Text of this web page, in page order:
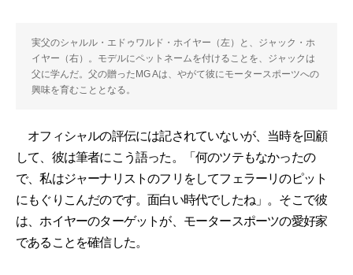
実父のシャルル・エドゥワルド・ホイヤー（左）と、ジャック・ホ
イヤー（右）。モデルにペットネームを付けることを、ジャックは
父に学んだ。父の贈ったMG Aは、やがて彼にモータースポーツへの
興味を育むこととなる。
オフィシャルの評伝には記されていないが、当時を回顧
して、彼は筆者にこう語った。「何のツテもなかったの
で、私はジャーナリストのフリをしてフェラーリのピット
にもぐりこんだのです。面白い時代でしたね」。そこで彼
は、ホイヤーのターゲットが、モータースポーツの愛好家
であることを確信した。